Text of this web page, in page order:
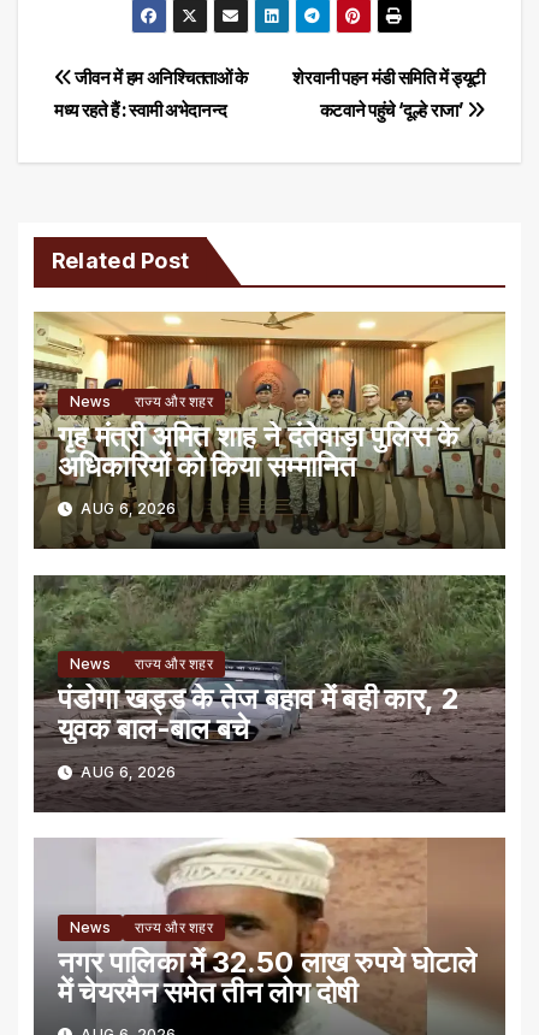
Post
navigation
शेरवानी पहन मंडी समिति में ड्यूटी
कटवाने पहुंचे ‘दूल्हे राजा’
जीवन में हम अनिश्चितताओं के
मध्य रहते हैं : स्वामी अभेदानन्द
Related Post
News राज्य और शहर
गृह मंत्री अमित शाह ने दंतेवाड़ा पुलिस के
अधिकारियों को किया सम्मानित
AUG 6, 2026
News राज्य और शहर
पंडोगा खड्ड के तेज बहाव में बही कार, 2
युवक बाल-बाल बचे
AUG 6, 2026
News राज्य और शहर
नगर पालिका में 32.50 लाख रुपये घोटाले
में चेयरमैन समेत तीन लोग दोषी